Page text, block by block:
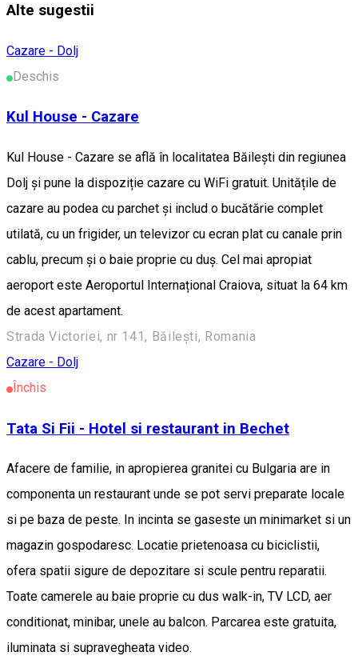
Alte sugestii
Cazare - Dolj
Deschis
Kul House - Cazare
Kul House - Cazare se află în localitatea Băileşti din regiunea
Dolj și pune la dispoziție cazare cu WiFi gratuit. Unitățile de
cazare au podea cu parchet și includ o bucătărie complet
utilată, cu un frigider, un televizor cu ecran plat cu canale prin
cablu, precum și o baie proprie cu duș. Cel mai apropiat
aeroport este Aeroportul Internațional Craiova, situat la 64 km
de acest apartament.
Strada Victoriei, nr 141, Băilești, Romania
Cazare - Dolj
Închis
Tata Si Fii - Hotel si restaurant in Bechet
Afacere de familie, in apropierea granitei cu Bulgaria are in
componenta un restaurant unde se pot servi preparate locale
si pe baza de peste. In incinta se gaseste un minimarket si un
magazin gospodaresc. Locatie prietenoasa cu biciclistii,
ofera spatii sigure de depozitare si scule pentru reparatii.
Toate camerele au baie proprie cu dus walk-in, TV LCD, aer
conditionat, minibar, unele au balcon. Parcarea este gratuita,
iluminata si supravegheata video.